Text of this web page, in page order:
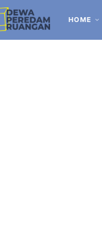
HOME